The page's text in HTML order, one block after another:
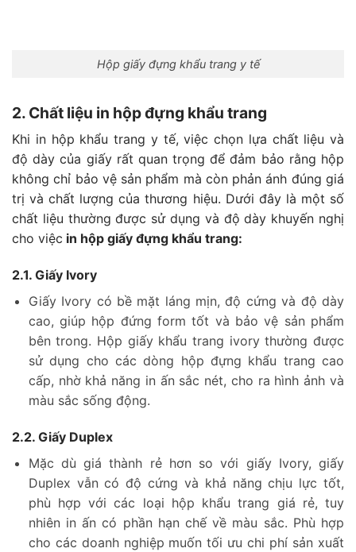
Hộp giấy đựng khẩu trang y tế
2. Chất liệu in hộp đựng khẩu trang
Khi in hộp khẩu trang y tế, việc chọn lựa chất liệu và
độ dày của giấy rất quan trọng để đảm bảo rằng hộp
không chỉ bảo vệ sản phẩm mà còn phản ánh đúng giá
trị và chất lượng của thương hiệu. Dưới đây là một số
chất liệu thường được sử dụng và độ dày khuyến nghị
cho việc in hộp giấy đựng khẩu trang:
2.1. Giấy Ivory
Giấy Ivory có bề mặt láng mịn, độ cứng và độ dày
cao, giúp hộp đứng form tốt và bảo vệ sản phẩm
bên trong. Hộp giấy khẩu trang ivory thường được
sử dụng cho các dòng hộp đựng khẩu trang cao
cấp, nhờ khả năng in ấn sắc nét, cho ra hình ảnh và
màu sắc sống động.
2.2. Giấy Duplex
Mặc dù giá thành rẻ hơn so với giấy Ivory, giấy
Duplex vẫn có độ cứng và khả năng chịu lực tốt,
phù hợp với các loại hộp khẩu trang giá rẻ, tuy
nhiên in ấn có phần hạn chế về màu sắc. Phù hợp
cho các doanh nghiệp muốn tối ưu chi phí sản xuất